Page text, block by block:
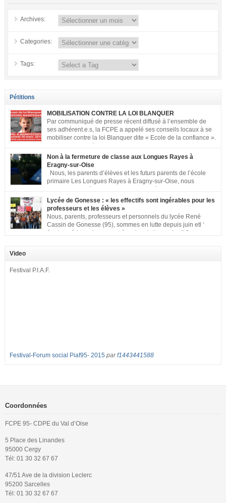
Archives:
Categories:
Tags:
Pétitions
MOBILISATION CONTRE LA LOI BLANQUER
Par communiqué de presse récent diffusé à l’ensemble de
ses adhérent.e.s, la FCPE a appelé ses conseils locaux à se
mobiliser contre la loi Blanquer dite « Ecole de la confiance ».
met à votre disposition ce kit de mobilisation comprenant : 1 affiche
appelant […]
Non à la fermeture de classe aux Longues Rayes à
Eragny-sur-Oise
Nous, les parents d’élèves et les futurs parents de l’école
primaire Les Longues Rayes à Eragny-sur-Oise, nous
classe aux Longues Rayes ». Non à la dégradation continue des conditions
d’accueil et d’apprentissage de nos enfants à l’école primaire. Chaque
enfant a droit à […]
Lycée de Gonesse : « les effectifs sont ingérables pour les
professeurs et les élèves »
Nous, parents, professeurs et personnels du lycée René
Cassin de Gonesse (95), sommes en lutte depuis juin etl ‘
équipe pédagogique en grève depuis le vendredi 2
nombreuses classes de première et […]
Video
Festival P.I.A.F.
Festival-Forum social Piaf95- 2015 parf1443441588
Coordonnées
FCPE 95- CDPE du Val d’Oise
5 Place des Linandes
95000 Cergy
Tél: 01 30 32 67 67
47/51 Ave de la division Leclerc
95200 Sarcelles
Tél: 01 30 32 67 67